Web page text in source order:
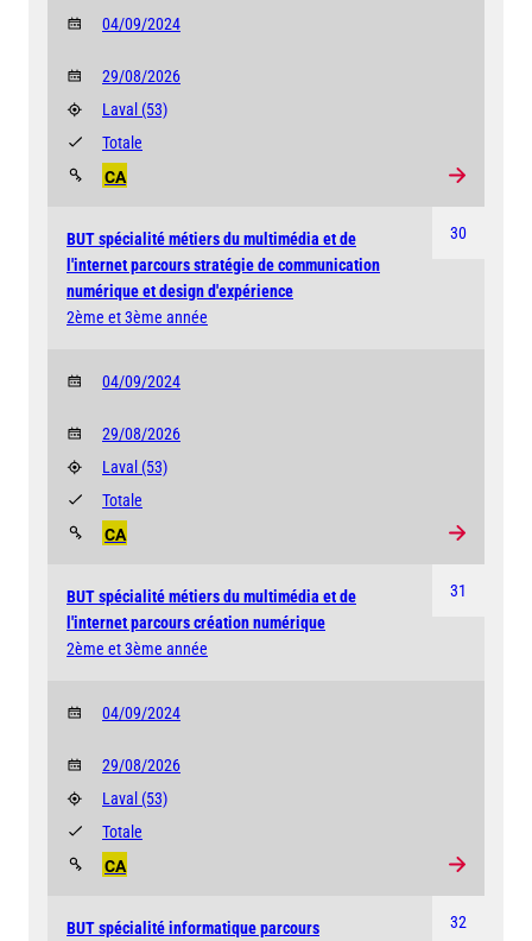
04/09/2024
29/08/2026
Laval (53)
CA
Totale
30
BUT spécialité métiers du multimédia et de
l'internet parcours stratégie de communication
numérique et design d'expérience
2ème et 3ème année
04/09/2024
29/08/2026
Laval (53)
CA
Totale
31
BUT spécialité métiers du multimédia et de
l'internet parcours création numérique
2ème et 3ème année
04/09/2024
29/08/2026
Laval (53)
CA
Totale
32
BUT spécialité informatique parcours